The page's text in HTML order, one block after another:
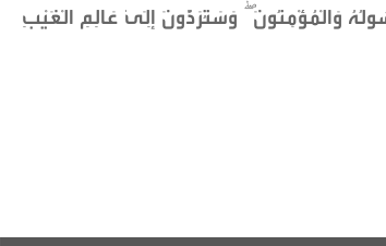
وَالْمُؤْمِنُونَ ۖ وَسَتُرَدُّونَ إِلَىٰ عَالِمِ الْغَيْبِ